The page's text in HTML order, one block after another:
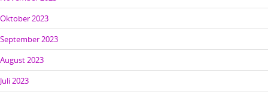
Oktober 2023
September 2023
August 2023
Juli 2023